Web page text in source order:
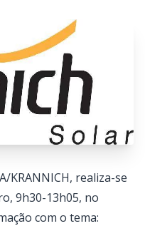
KRANNICH, realiza-se
9h30-13h05, no
com o tema: